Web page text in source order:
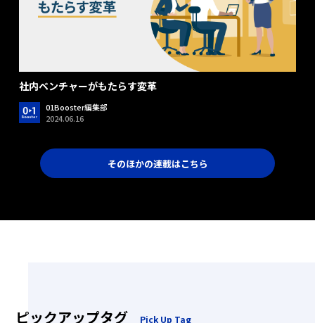
社内ベンチャーがもたらす変革
01Booster編集部
2024.06.16
そのほかの連載はこちら
ピックアップタグ Pick Up Tag